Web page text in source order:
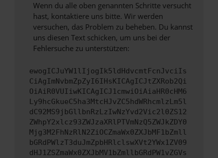
Wenn du alle oben genannten Schritte versucht
hast, kontaktiere uns bitte. Wir werden
versuchen, das Problem zu beheben. Du kannst
uns diesen Text schicken, um uns bei der
Fehlersuche zu unterstützen:
ewogICJuYW1lIjogIk5ldHdvcmtFcnJvciIs
CiAgImNvbmZpZyI6IHsKICAgICJtZXRob2Qi
OiAiR0VUIiwKICAgICJ1cmwiOiAiaHR0cHM6
Ly9hcGkueC5ha3MtcHJvZC5hdWRhcmlzLm5l
dC92MS9jbGllbnRzLzIwNzYvd2Vic2l0ZS12
ZWhpY2xlcz93ZWJzaXRlPTVmNzQ5ZWJkZDY0
Mjg3M2FhNzRlN2ZiOCZmaWx0ZXJbMF1bZmll
bGRdPWlzT3duJmZpbHRlclswXVt2YWx1ZV09
dHJ1ZSZmaWx0ZXJbMV1bZmllbGRdPW1vZGVs